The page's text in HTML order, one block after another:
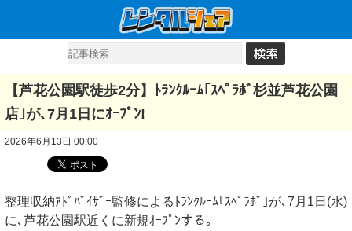
【芦花公園駅徒歩2分】ﾄﾗﾝｸﾙｰﾑ｢ｽﾍﾟﾗﾎﾞ杉並芦花公園
店｣が､7月1日にｵｰﾌﾟﾝ!
2026年6月13日 00:00
整理収納ｱﾄﾞﾊﾞｲｻﾞｰ監修によるﾄﾗﾝｸﾙｰﾑ｢ｽﾍﾟﾗﾎﾞ｣が､7月1日(水)
に､芦花公園駅近くに新規ｵｰﾌﾟﾝする｡